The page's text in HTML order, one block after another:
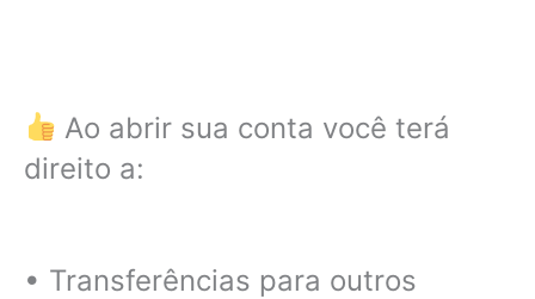
Ao abrir sua conta você terá
direito a:
• Transferências para outros